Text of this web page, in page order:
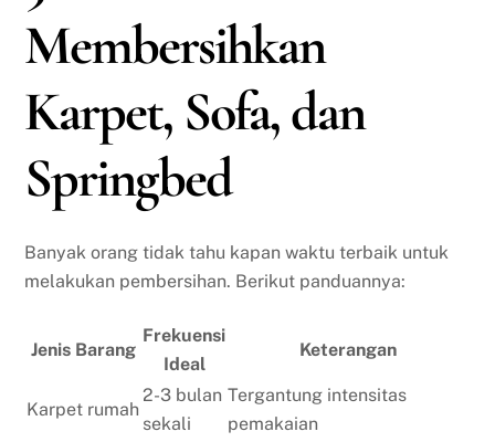
Membersihkan
Karpet, Sofa, dan
Springbed
Banyak orang tidak tahu kapan waktu terbaik untuk
melakukan pembersihan. Berikut panduannya:
Jenis Barang
Frekuensi
Ideal
Keterangan
Karpet rumah
2-3 bulan
sekali
Tergantung intensitas
pemakaian